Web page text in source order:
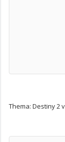
Thema: Destiny 2